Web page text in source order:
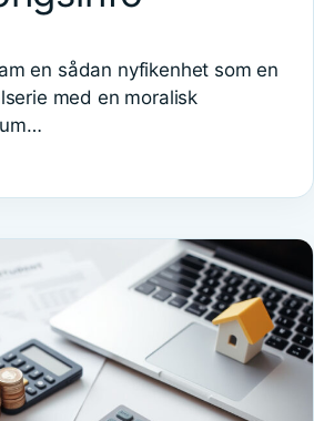
en sådan nyfikenhet som en
med en moralisk